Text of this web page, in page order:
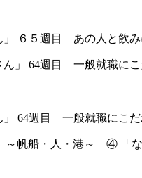
」 ６５週目 あの人と飲み
」 64週目 一般就職にこだ